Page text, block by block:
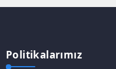
Politikalarımız